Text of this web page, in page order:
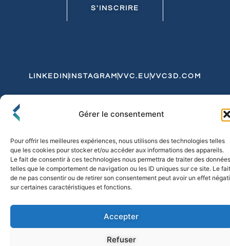
Gérer le consentement
Pour offrir les meilleures expériences, nous utilisons des technologies telles
que les cookies pour stocker et/ou accéder aux informations des appareils.
Le fait de consentir à ces technologies nous permettra de traiter des données
telles que le comportement de navigation ou les ID uniques sur ce site. Le fait
de ne pas consentir ou de retirer son consentement peut avoir un effet
sur certaines caractéristiques et fonctions.
Accepter
Refuser
S'INSCRIRE
LINKEDIN INSTAGRAM VVC.EU VVC3D.COM
Politique de Confidentialité et de CookiesExpédition et Livraison
© 2026 FLO & CO. All Rights Reserved